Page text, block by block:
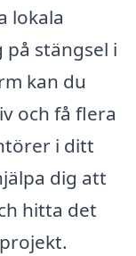
lokala
stängsel i
kan du
och få flera
i ditt
dig att
hitta det